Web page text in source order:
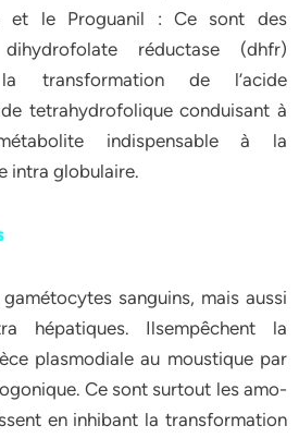
et le Proguanil : Ce sont des
réductase (dhfr)
transformation de l’acide
tetrahydrofolique conduisant à
indispensable à la
intra globulaire.
sanguins, mais aussi
hépatiques. Ilsempêchent la
plasmodiale au moustique par
Ce sont surtout les amo-
en inhibant la transformation